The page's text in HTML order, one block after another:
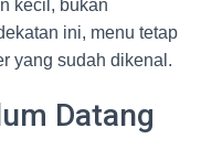
kecil, bukan
ini, menu tetap
yang sudah dikenal.
Datang